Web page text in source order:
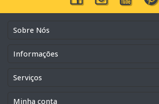
Sobre Nós
Informações
Serviços
Minha conta